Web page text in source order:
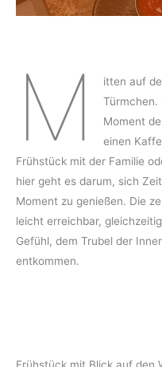
M
itten auf
Türmchen.
Moment
einen
Frühstück mit der Familie
hier geht es darum, sich
Moment zu genießen. Die
leicht erreichbar,
Gefühl, dem Trubel der
entkommen.